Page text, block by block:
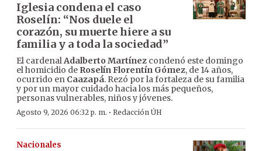
Iglesia condena el caso
Roselín: “Nos duele el
corazón, su muerte hiere a su
familia y a toda la sociedad”
El cardenalAdalberto Martínez condenó este domingo
el homicidio de Roselín Florentín Gómez, de 14 años,
ocurrido en Caazapá. Rezó por la fortaleza de su familia
y por un mayor cuidado hacia los más pequeños,
personas vulnerables, niños y jóvenes.
Agosto 9, 2026 06:32 p. m. · Redacción ÚH
Nacionales